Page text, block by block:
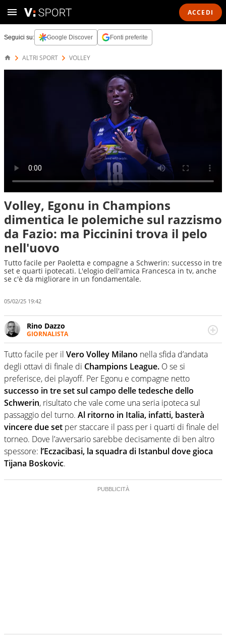
ACCEDI
Seguici su: Google Discover Fonti preferite
ALTRI SPORT VOLLEY
Volley, Egonu in Champions
dimentica le polemiche sul razzismo
da Fazio: ma Piccinini trova il pelo
nell'uovo
Tutto facile per Paoletta e compagne a Schwerin: successo in tre
set e quarti ipotecati. L'elogio dell'amica Francesca in tv, anche
se c'è da migliorare in un fondamentale.
05/02/25 19:42
Rino Dazzo
GIORNALISTA
Se mai ci fosse modo di traslare il glossario del calcio in
una nicchia di esperti, lui ne farebbe parte. Non si perde
una svista arbitrale né gli umori social del mondo delle
curve
Tutto facile per il Vero Volley Milano nella sfida d’andata
degli ottavi di finale di Champions League. O se si
preferisce, dei playoff. Per Egonu e compagne netto
successo in tre set sul campo delle tedesche dello
Schwerin, risultato che vale come una seria ipoteca sul
passaggio del turno. Al ritorno in Italia, infatti, basterà
vincere due set per staccare il pass per i quarti di finale del
torneo. Dove l’avversario sarebbe decisamente di ben altro
spessore: l’Eczacibasi, la squadra di Istanbul dove gioca
Tijana Boskovic.